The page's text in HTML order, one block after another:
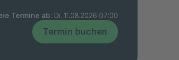
Termine ab: Di. 11.08.2026 07:00
Termin buchen